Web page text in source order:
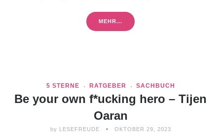
MEHR...
5 STERNE RATGEBER SACHBUCH
Be your own f*ucking hero – Tijen
Oaran
by LESEFREUDE OKTOBER 29, 2023